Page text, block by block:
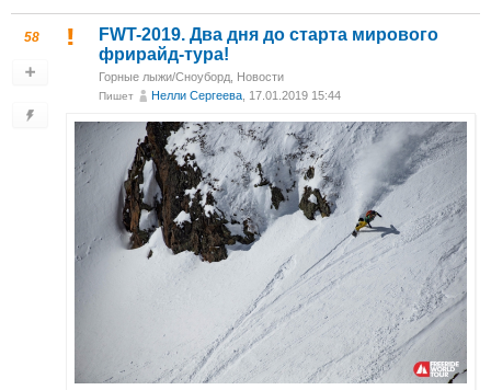
58
FWT-2019. Два дня до старта мирового
фрирайд-тура!
Горные лыжи/Сноуборд Новости
Пишет Нелли Сергеева , 17.01.2019 15:44